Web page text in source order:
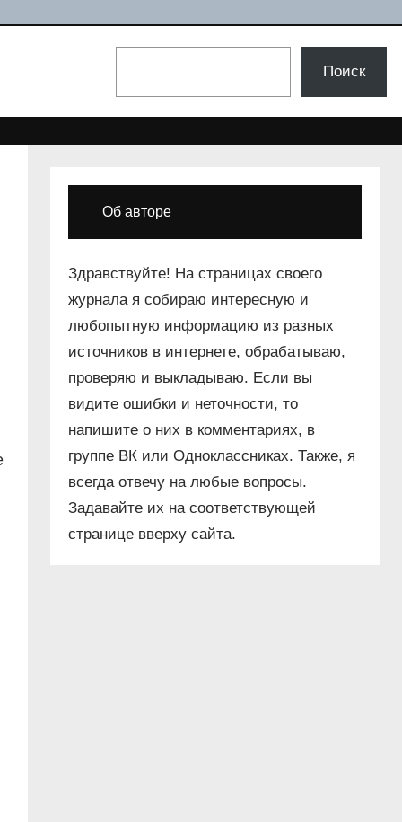
Поиск
Об авторе
Здравствуйте! На страницах своего
журнала я собираю интересную и
любопытную информацию из разных
источников в интернете, обрабатываю,
проверяю и выкладываю. Если вы
видите ошибки и неточности, то
напишите о них в комментариях, в
группе ВК или Одноклассниках. Также, я
всегда отвечу на любые вопросы.
Задавайте их на соответствующей
странице вверху сайта.